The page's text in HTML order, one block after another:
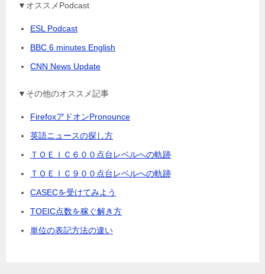
▼オススメPodcast
ESL Podcast
BBC 6 minutes English
CNN News Update
▼その他のオススメ記事
FirefoxアドオンPronounce
英語ニュースの探し方
ＴＯＥＩＣ６００点台レベルへの軌跡
ＴＯＥＩＣ９００点台レベルへの軌跡
CASECを受けてみよう
TOEIC点数を稼ぐ解き方
単位の表記方法の違い